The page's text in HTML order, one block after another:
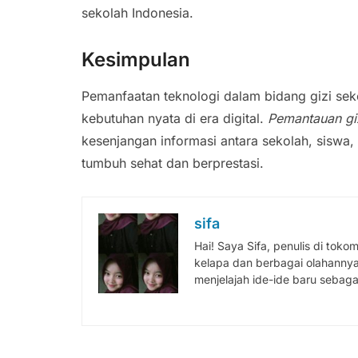
sekolah Indonesia.
Kesimpulan
Pemanfaatan teknologi dalam bidang gizi
kebutuhan nyata di era digital. Pemantauan
kesenjangan informasi antara sekolah,
tumbuh sehat dan berprestasi.
sifa
Hai! Saya Sifa, penulis di
kelapa dan berbagai
menjelajah ide-ide baru